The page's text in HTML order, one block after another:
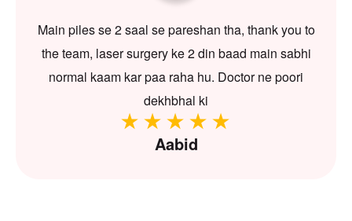
Main piles se 2 saal se pareshan tha, thank you to
the team, laser surgery ke 2 din baad main sabhi
normal kaam kar paa raha hu. Doctor ne poori
dekhbhal ki
Aabid